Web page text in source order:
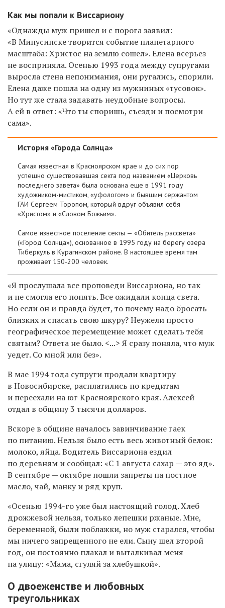
Как мы попали к Виссариону
«Однажды муж пришел и с порога заявил:
«В Минусинске творится событие планетарного
масштаба: Христос на землю сошел». Елена всерьез
не восприняла. Осенью 1993 года между супругами
выросла стена непонимания, они ругались, спорили.
Елена даже пошла на одну из мужниных «тусовок».
Но тут же стала задавать неудобные вопросы.
А ей в ответ: «Что ты споришь, съезди и посмотри
сама».
История «Города Солнца»
Самая известная в Красноярском крае и до сих пор
успешно существовавшая секта под названием «Церковь
последнего завета» была основана еще в 1991 году
художником-мистиком, «уфологом» и бывшим сержантом
ГАИ Сергеем Торопом, который вдруг объявил себя
«Христом» и «Словом Божьим».
Самое известное поселение секты — «Обитель рассвета»
(«Город Солнца»), основанное в 1995 году на берегу озера
Тиберкуль в Курагинском районе. В настоящее время там
проживает 150-200 человек.
«Я прослушала все проповеди Виссариона, но так
и не смогла его понять. Все ожидали конца света.
Но если он и правда будет, то почему надо бросать
близких и спасать свою шкуру? Неужели просто
географическое перемещение может сделать тебя
святым? Ответа не было. <...> Я сразу поняла, что муж
уедет. Со мной или без».
В мае 1994 года супруги продали квартиру
в Новосибирске, расплатились по кредитам
и переехали на юг Красноярского края. Алексей
отдал в общину 3 тысячи долларов.
Вскоре в общине началось завинчивание гаек
по питанию. Нельзя было есть весь животный белок:
молоко, яйца. Водитель Виссариона ездил
по деревням и сообщал: «С 1 августа сахар — это яд».
В сентябре — октябре пошли запреты на постное
масло, чай, манку и ряд круп.
«Осенью 1994-го уже был настоящий голод. Хлеб
дрожжевой нельзя, только лепешки ржаные. Мне,
беременной, были поблажки, но муж старался, чтобы
мы ничего запрещенного не ели. Сыну шел второй
год, он постоянно плакал и выталкивал меня
на улицу: «Мама, сгуляй за хлебушкой».
О двоеженстве и любовных
треугольниках